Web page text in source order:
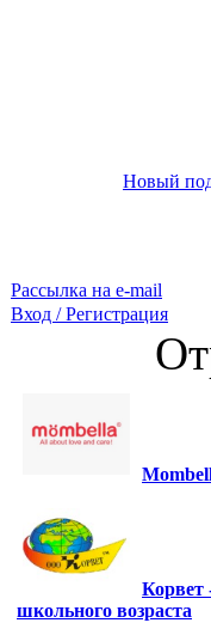
Новый
Рассылка на e-mail
Вход / Регистрация
Корвет
школьного возраста